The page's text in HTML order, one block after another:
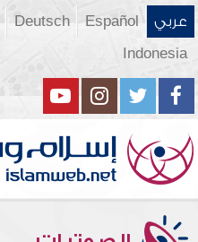
عربي Español
Deutsch
Indonesia